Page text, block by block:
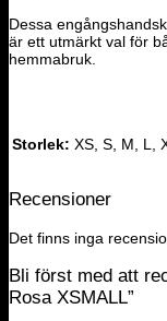
Dessa
är ett utmärkt val för
hemmabruk.
Storlek: XS, S, M, L,
Recensioner
Det finns inga
Bli först med att
Rosa XSMALL”